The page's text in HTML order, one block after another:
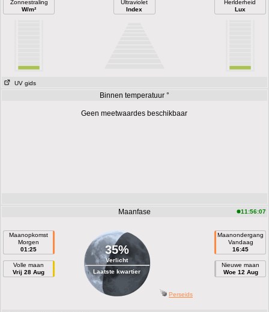
Zonnestraling
W/m²
Ultraviolet
Index
Herlderheid
Lux
UV gids
Binnen temperatuur °
Geen meetwaardes beschikbaar
Maanfase 11:56:07
Maanopkomst
Morgen
01:25
Volle maan
Vrij 28 Aug
35%
Verlicht
Laatste kwartier
Maanondergang
Vandaag
16:45
Nieuwe maan
Woe 12 Aug
Perseids